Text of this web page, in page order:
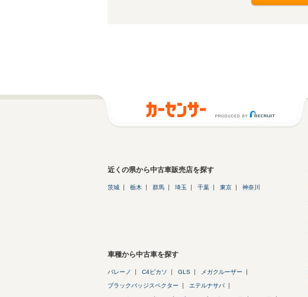
近くの県から中古車販売店を探す
茨城 栃木 群馬 埼玉 千葉 東京 神奈川
車種から中古車を探す
バレーノ C4ピカソ GLS メガクルーザー
ブラックバッジスペクター エテルナサバ